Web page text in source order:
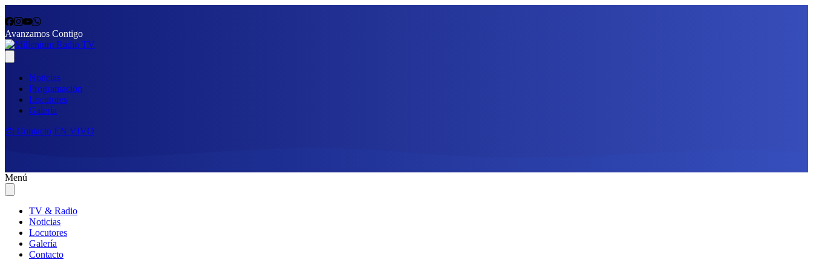
Avanzamos Contigo
Noticias
Programación
Locutores
Galería
📩 Contacto EN VIVO
Menú
TV & Radio
Noticias
Locutores
Galería
Contacto